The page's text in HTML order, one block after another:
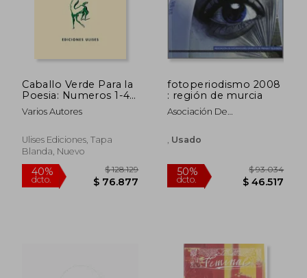
50%
dcto.
50%
dcto.
Caballo Verde Para la
Poesia: Numeros 1-4,
Madrid, 1935-1936
Varios Autores
Ulises Ediciones, Tapa
Blanda, Nuevo
fotoperiodismo 2008
: región de murcia
Asociación De
Prensa Y Tv De La Región
De Murcia
Usado